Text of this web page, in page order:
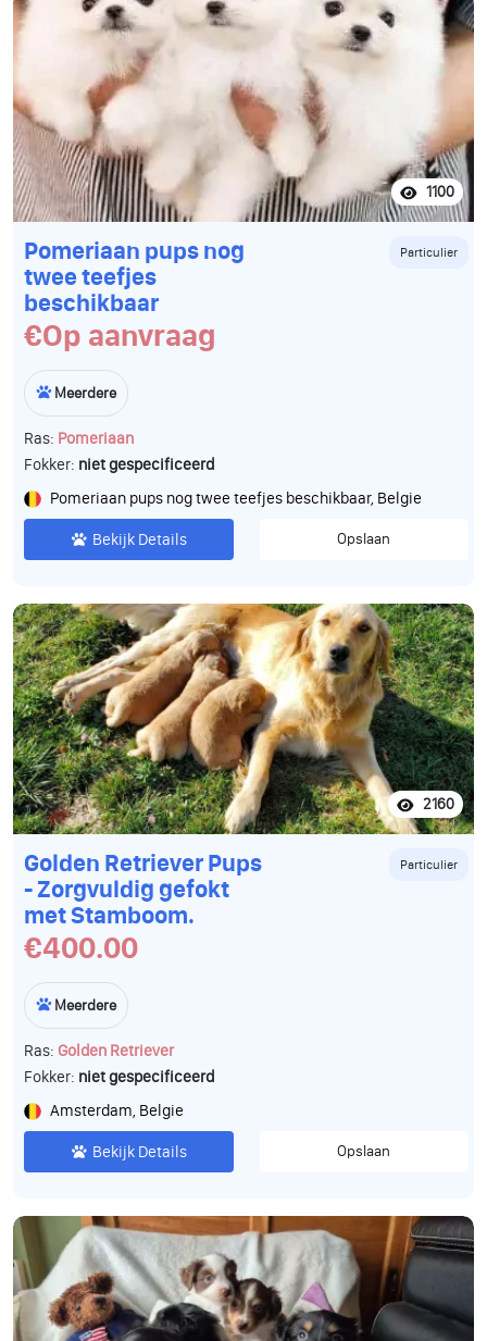
1100
Pomeriaan pups nog
twee teefjes
beschikbaar
Particulier
€Op aanvraag
Meerdere
Ras: Pomeriaan
Fokker: niet gespecificeerd
Pomeriaan pups nog twee teefjes beschikbaar, Belgie
Bekijk Details Opslaan
2160
Golden Retriever Pups
- Zorgvuldig gefokt
met Stamboom.
Particulier
€400.00
Meerdere
Ras: Golden Retriever
Fokker: niet gespecificeerd
Amsterdam, Belgie
Bekijk Details Opslaan